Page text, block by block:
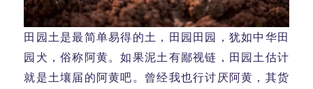
田园土是最简单易得的土，田园田园，犹如中华田
园犬，俗称阿黄。如果泥土有鄙视链，田园土估计
就是土壤届的阿黄吧。曾经我也行讨厌阿黄，其货